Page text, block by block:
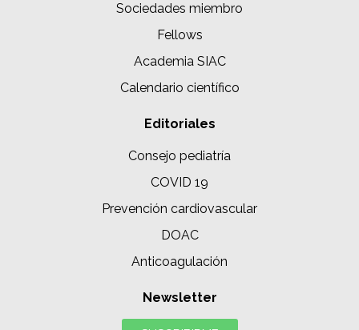
Sociedades miembro
Fellows
Academia SIAC
Calendario científico
Editoriales
Consejo pediatría
COVID 19
Prevención cardiovascular
DOAC
Anticoagulación
Newsletter